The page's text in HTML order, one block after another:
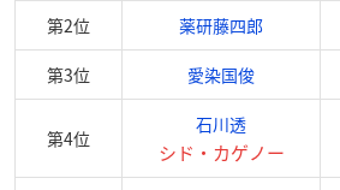
第2位 薬研藤四郎
第3位 愛染国俊
第4位
石川透
シド・カゲノー